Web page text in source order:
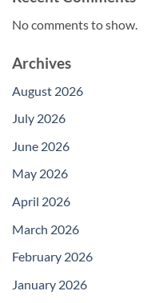
No comments to show.
Archives
August 2026
July 2026
June 2026
May 2026
April 2026
March 2026
February 2026
January 2026